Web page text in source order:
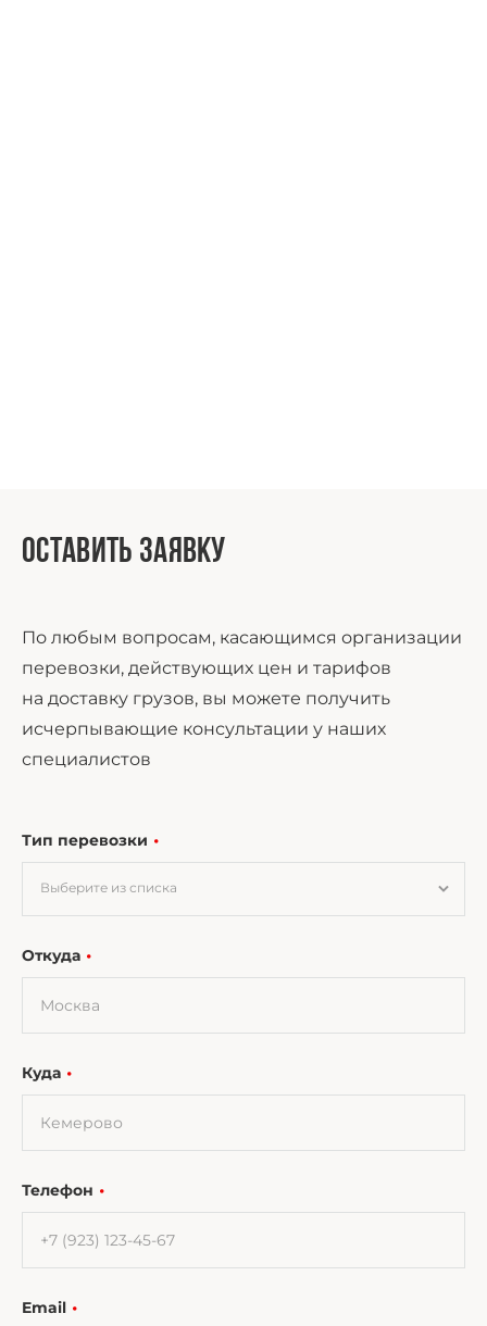
Оставить заявку
По любым вопросам, касающимся организации
перевозки, действующих цен и тарифов
на доставку грузов, вы можете получить
исчерпывающие консультации у наших
специалистов
Тип перевозки
Выберите из списка
Откуда
Куда
Телефон
Email